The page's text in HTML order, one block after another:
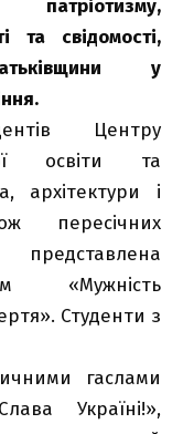
патріотизму,
та свідомості,
у
Центру
освіти та
архітектури і
пересічних
«Мужність
Студенти з
гаслами
Україні!»,